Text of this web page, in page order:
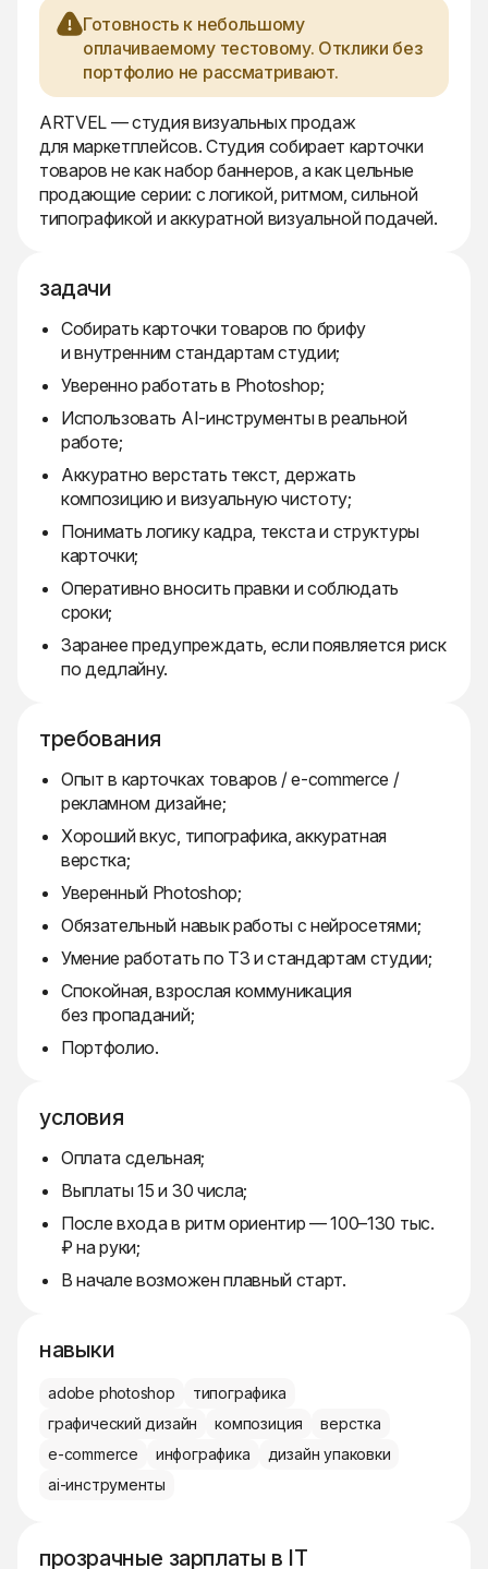
Готовность к небольшому
оплачиваемому тестовому. Отклики без
портфолио не рассматривают.
ARTVEL — студия визуальных продаж
для маркетплейсов. Студия собирает карточки
товаров не как набор баннеров, а как цельные
продающие серии: с логикой, ритмом, сильной
типографикой и аккуратной визуальной подачей.
задачи
Собирать карточки товаров по брифу
и внутренним стандартам студии;
Уверенно работать в Photoshop;
Использовать AI-инструменты в реальной
работе;
Аккуратно верстать текст, держать
композицию и визуальную чистоту;
Понимать логику кадра, текста и структуры
карточки;
Оперативно вносить правки и соблюдать
сроки;
Заранее предупреждать, если появляется риск
по дедлайну.
требования
Опыт в карточках товаров / e-commerce /
рекламном дизайне;
Хороший вкус, типографика, аккуратная
верстка;
Уверенный Photoshop;
Обязательный навык работы с нейросетями;
Умение работать по ТЗ и стандартам студии;
Спокойная, взрослая коммуникация
без пропаданий;
Портфолио.
условия
Оплата сдельная;
Выплаты 15 и 30 числа;
После входа в ритм ориентир — 100–130 тыс.
₽ на руки;
В начале возможен плавный старт.
навыки
adobe photoshop
типографика
графический дизайн
композиция
верстка
e-commerce
инфографика
дизайн упаковки
ai-инструменты
прозрачные зарплаты в IT